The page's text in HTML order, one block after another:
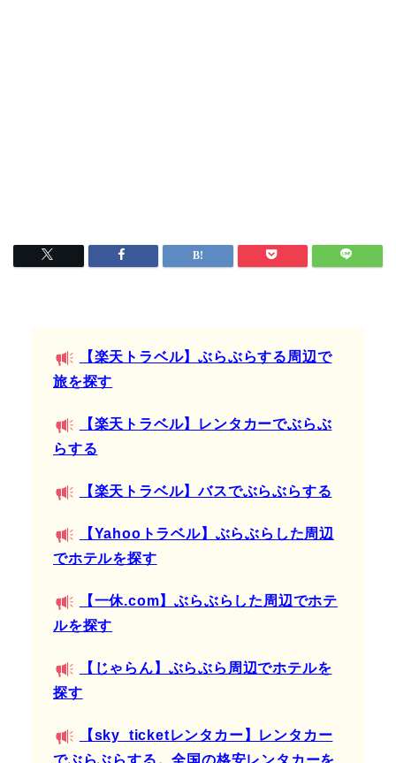
【楽天トラベル】ぶらぶらする周辺で
旅を探す
【楽天トラベル】レンタカーでぶらぶ
らする
【楽天トラベル】バスでぶらぶらする
【Yahooトラベル】ぶらぶらした周辺
でホテルを探す
【一休.com】ぶらぶらした周辺でホテ
ルを探す
【じゃらん】ぶらぶら周辺でホテルを
探す
【sky_ticketレンタカー】レンタカー
でぶらぶらする。全国の格安レンタカーを